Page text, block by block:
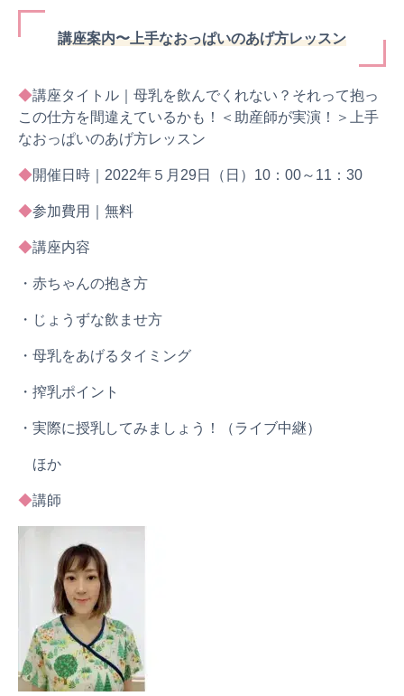
講座案内〜上手なおっぱいのあげ方レッスン
◆講座タイトル｜母乳を飲んでくれない？それって抱っ
この仕方を間違えているかも！＜助産師が実演！＞上手
なおっぱいのあげ方レッスン
◆開催日時｜2022年５月29日（日）10：00～11：30
◆参加費用｜無料
◆講座内容
・赤ちゃんの抱き方
・じょうずな飲ませ方
・母乳をあげるタイミング
・搾乳ポイント
・実際に授乳してみましょう！（ライブ中継）
ほか
◆講師